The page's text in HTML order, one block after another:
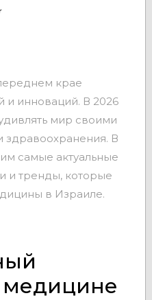
крае
и инноваций. В 2026
мир своими
здравоохранения. В
самые актуальные
и тренды, которые
в Израиле.
медицине